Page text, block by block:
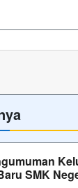
SMK